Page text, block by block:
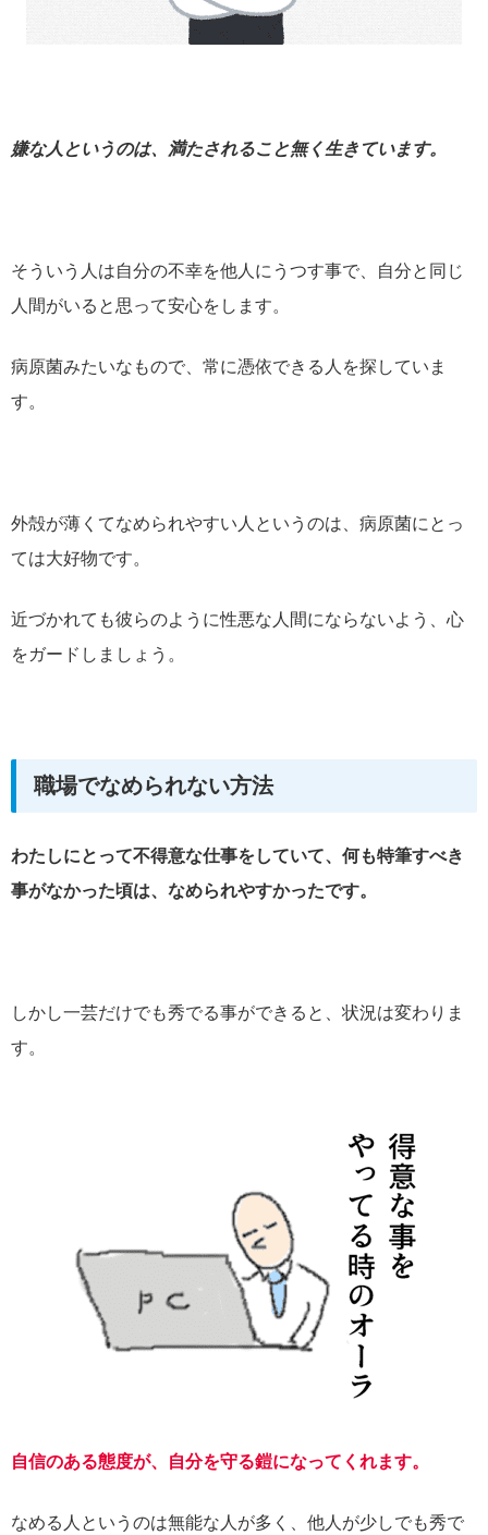
嫌な人というのは、満たされること無く生きています。
そういう人は自分の不幸を他人にうつす事で、自分と同じ
人間がいると思って安心をします。
病原菌みたいなもので、常に憑依できる人を探していま
す。
外殻が薄くてなめられやすい人というのは、病原菌にとっ
ては大好物です。
近づかれても彼らのように性悪な人間にならないよう、心
をガードしましょう。
職場でなめられない方法
わたしにとって不得意な仕事をしていて、何も特筆すべき
事がなかった頃は、なめられやすかったです。
しかし一芸だけでも秀でる事ができると、状況は変わりま
す。
自信のある態度が、自分を守る鎧になってくれます。
なめる人というのは無能な人が多く、他人が少しでも秀で